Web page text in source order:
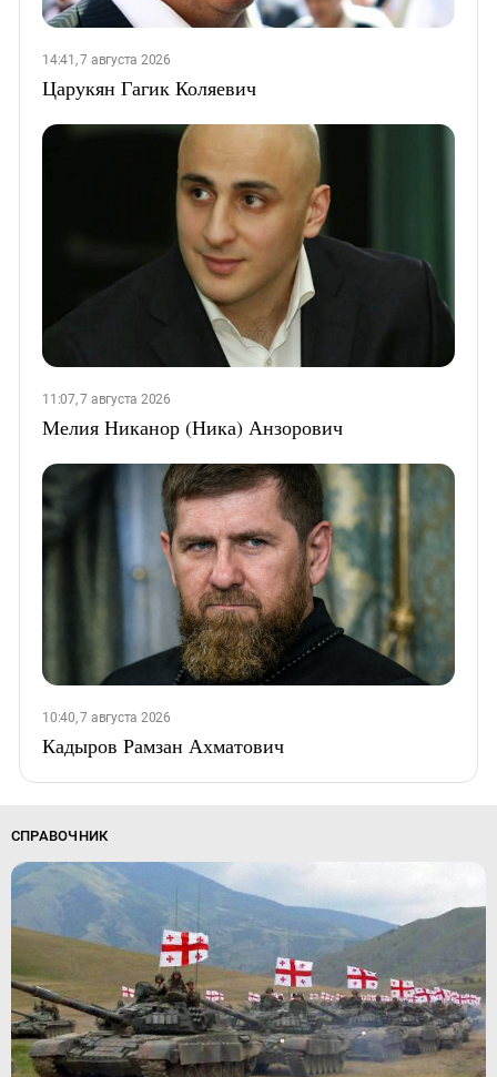
14:41, 7 августа 2026
Царукян Гагик Коляевич
11:07, 7 августа 2026
Мелия Никанор (Ника) Анзорович
10:40, 7 августа 2026
Кадыров Рамзан Ахматович
СПРАВОЧНИК